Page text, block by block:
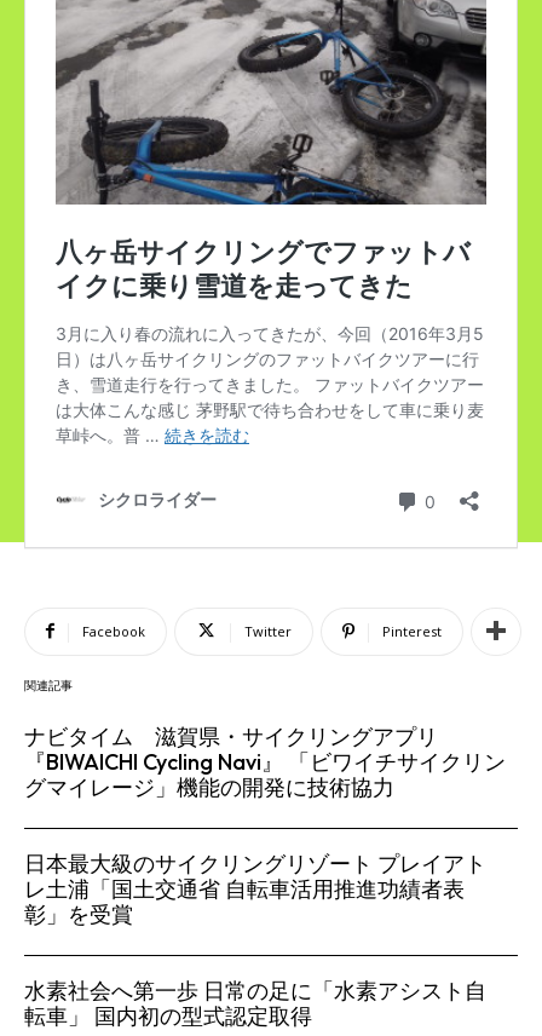
Facebook Twitter Pinterest
関連記事
ナビタイム 滋賀県・サイクリングアプリ
『BIWAICHI Cycling Navi』 「ビワイチサイクリン
グマイレージ」機能の開発に技術協力
日本最大級のサイクリングリゾート プレイアト
レ土浦「国土交通省 自転車活用推進功績者表
彰」を受賞
水素社会へ第一歩 日常の足に「水素アシスト自
転車」 国内初の型式認定取得